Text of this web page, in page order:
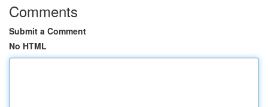
Comments
Submit a Comment
No HTML